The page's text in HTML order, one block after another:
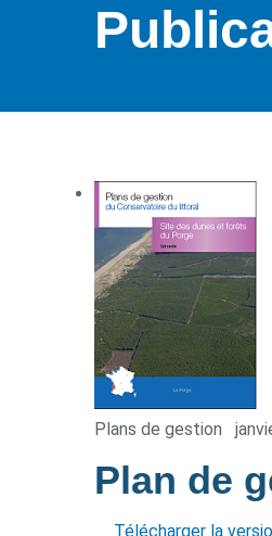
Plans de gestion
Plan de
Télécharger la